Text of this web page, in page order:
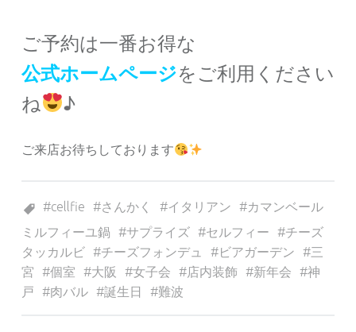
ご予約は一番お得な
公式ホームページをご利用ください
ね
♪
ご来店お待ちしております
cellfie
さんかく イタリアン
カマンベール
ミルフィーユ鍋
サプライズ セルフィー
チーズ
タッカルビ
チーズフォンデュ ビアガーデン
三
宮
個室 大阪 女子会 店内装飾 新年会
神
戸
肉バル 誕生日 難波